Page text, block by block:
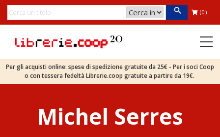
(0)
Per gli acquisti online: spese di spedizione gratuite da 25€ - Per i soci Coop
o con tessera fedeltà Librerie.coop gratuite a partire da 19€.
Michel Serres